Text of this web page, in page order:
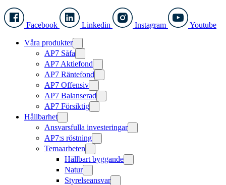
Facebook Linkedin Instagram Youtube
Våra produkter
AP7 Såfa
AP7 Aktiefond
AP7 Räntefond
AP7 Offensiv
AP7 Balanserad
AP7 Försiktig
Hållbarhet
Ansvarsfulla investeringar
AP7:s röstning
Temaarbeten
Hållbart byggande
Natur
Styrelseansvar